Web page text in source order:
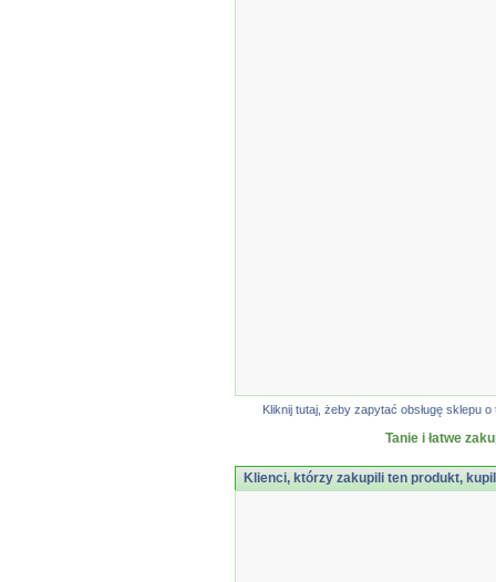
Kliknij tutaj, żeby zapytać obsługę sklepu
Tanie i łatwe
Klienci, którzy zakupili ten produkt,